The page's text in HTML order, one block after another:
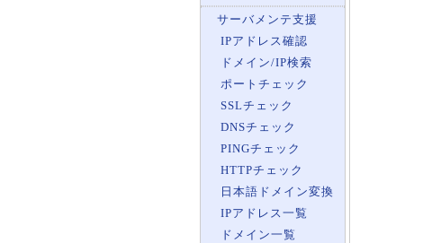
サーバメンテ支援
IPアドレス確認
ドメイン/IP検索
ポートチェック
SSLチェック
DNSチェック
PINGチェック
HTTPチェック
日本語ドメイン変換
IPアドレス一覧
ドメイン一覧